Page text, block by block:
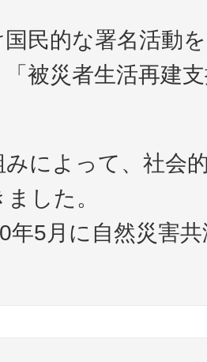
民的な署名活動
被災者生活再建
みによって、社会
した。
年5月に自然災害